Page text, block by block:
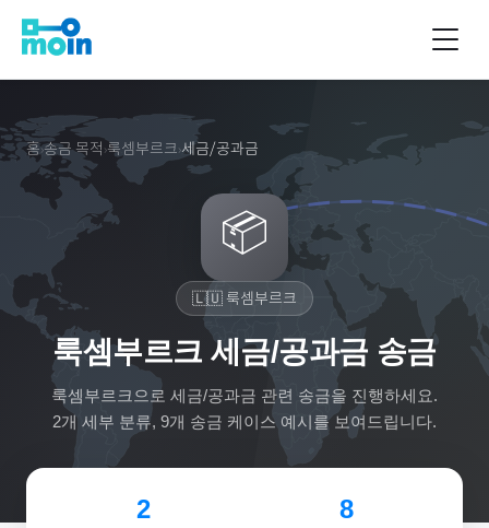
홈›송금 목적 ›룩셈부르크›세금/공과금
📦
🇱🇺룩셈부르크
룩셈부르크 세금/공과금 송금
룩셈부르크 으로 세금/공과금 관련 송금을 진행하세요.
2개 세부 분류, 9개 송금 케이스 예시를 보여드립니다.
2 8